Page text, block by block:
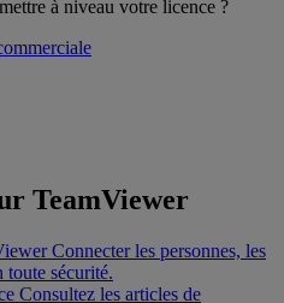
à niveau votre licence ?
TeamViewer
Connecter les personnes, les
toute sécurité.
Consultez les articles de